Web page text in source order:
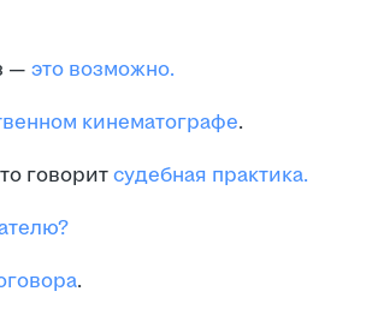
— это возможно.
кинематографе.
говорит судебная практика.
.